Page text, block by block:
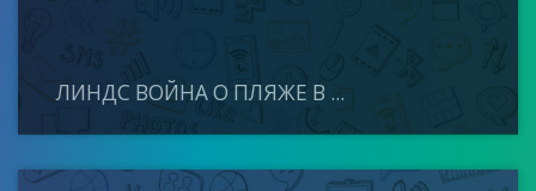
ЛИНДС ВОЙНА О ПЛЯЖЕ В ...